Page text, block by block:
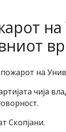
на
чија
Скопјани.